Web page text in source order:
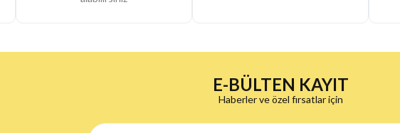
E-BÜLTEN KAYIT
Haberler ve özel fırsatlar için